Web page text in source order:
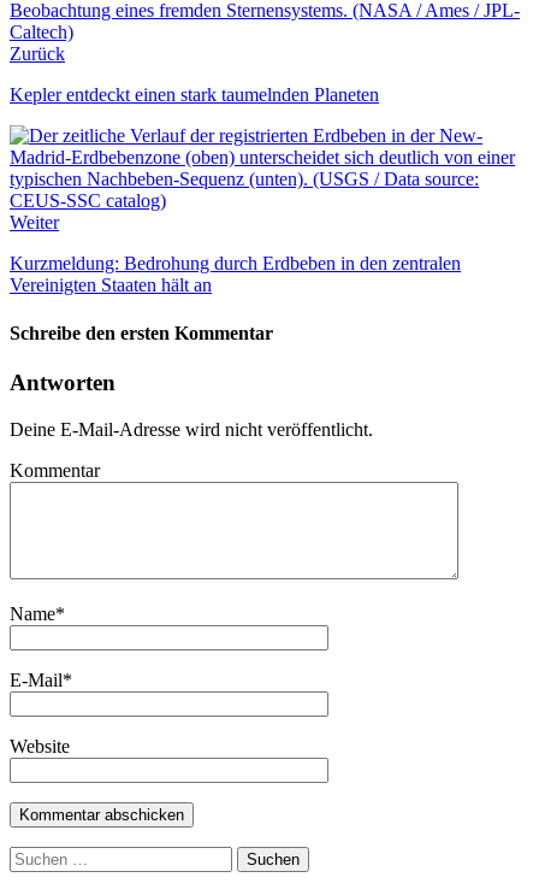
Zurück
Kepler entdeckt einen stark taumelnden Planeten
Weiter
Kurzmeldung: Bedrohung durch Erdbeben in den zentralen
Vereinigten Staaten hält an
Schreibe den ersten Kommentar
Antworten
Deine E-Mail-Adresse wird nicht veröffentlicht.
Kommentar
Name*
E-Mail*
Website
Suchen
nach: